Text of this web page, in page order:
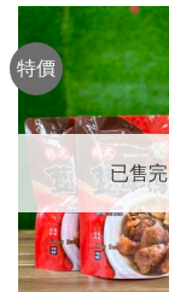
特價
已售完